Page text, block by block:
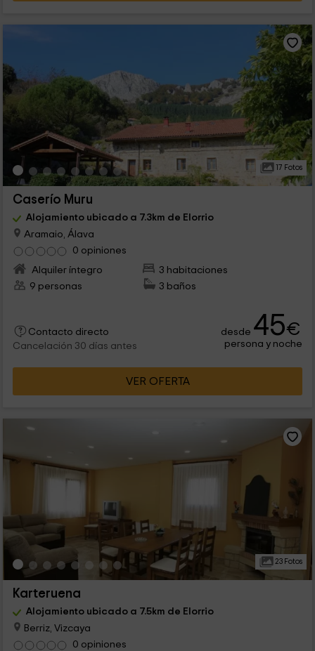
17 Fotos
Caserío Muru
Alojamiento ubicado a 7.3km de Elorrio
Aramaio, Álava
0 opiniones
Alquiler íntegro
3 habitaciones
9 personas
3 baños
Contacto directo
Cancelación 30 días antes
desde 45€
persona y noche
VER OFERTA
23 Fotos
Karteruena
Alojamiento ubicado a 7.5km de Elorrio
Berriz, Vizcaya
0 opiniones